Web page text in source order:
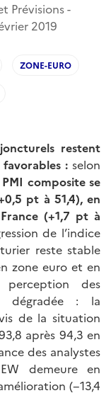
Prévisions -
2019
ZONE-EURO
restent
: selon
PMI composite se
pt à 51,4), en
(+1,7 pt à
de l’indice
reste stable
zone euro et en
des
dégradée : la
de la situation
après 94,3 en
des analystes
demeure en
(−13,4